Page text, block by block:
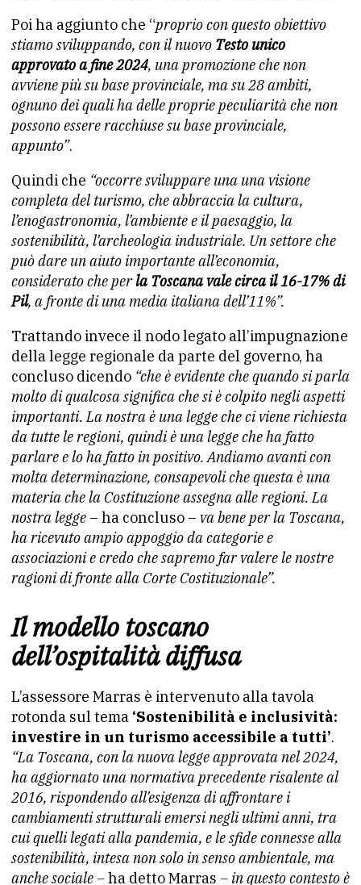
Poi ha aggiunto che “proprio con questo obiettivo
stiamo sviluppando, con il nuovo Testo unico
approvato a fine 2024, una promozione che non
avviene più su base provinciale, ma su 28 ambiti,
ognuno dei quali ha delle proprie peculiarità che non
possono essere racchiuse su base provinciale,
appunto”.
Quindi che “occorre sviluppare una una visione
completa del turismo, che abbraccia la cultura,
l’enogastronomia, l’ambiente e il paesaggio, la
sostenibilità, l’archeologia industriale. Un settore che
può dare un aiuto importante all’economia,
considerato che perla Toscana vale circa il 16-17% di
Pil, a fronte di una media italiana dell’11%”.
Trattando invece il nodo legato all’impugnazione
della legge regionale da parte del governo, ha
concluso dicendo “che è evidente che quando si parla
molto di qualcosa significa che si è colpito negli aspetti
importanti. La nostra è una legge che ci viene richiesta
da tutte le regioni, quindi è una legge che ha fatto
parlare e lo ha fatto in positivo. Andiamo avanti con
molta determinazione, consapevoli che questa è una
materia che la Costituzione assegna alle regioni. La
nostra legge – ha concluso – va bene per la Toscana,
ha ricevuto ampio appoggio da categorie e
associazioni e credo che sapremo far valere le nostre
ragioni di fronte alla Corte Costituzionale”.
Il modello toscano
dell’ospitalità diffusa
L’assessore Marras è intervenuto alla tavola
rotonda sul tema ‘Sostenibilità e inclusività:
investire in un turismo accessibile a tutti’.
“La Toscana, con la nuova legge approvata nel 2024,
ha aggiornato una normativa precedente risalente al
2016, rispondendo all’esigenza di affrontare i
cambiamenti strutturali emersi negli ultimi anni, tra
cui quelli legati alla pandemia, e le sfide connesse alla
sostenibilità, intesa non solo in senso ambientale, ma
anche sociale –ha detto Marras – in questo contesto è